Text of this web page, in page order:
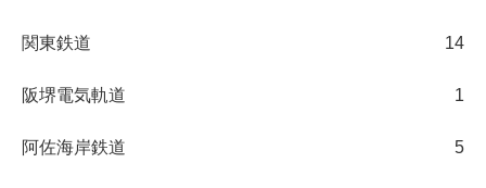
関東鉄道 14
阪堺電気軌道 1
阿佐海岸鉄道 5